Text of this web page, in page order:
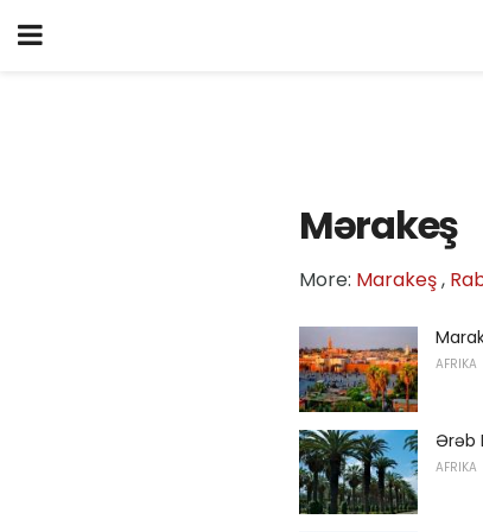
Mərakeş
More: Marakeş,
AFRIKA
Ərəb
AFRIKA